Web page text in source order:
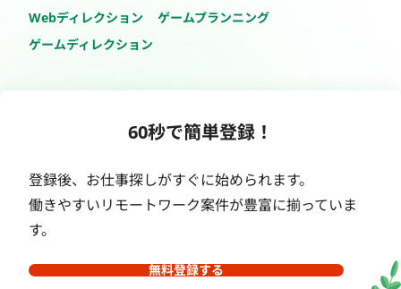
Webディレクション
ゲームプランニング
ゲームディレクション
60秒で簡単登録！
登録後、お仕事探しがすぐに始められます。
働きやすいリモートワーク案件が豊富に揃っていま
す。
無料登録する